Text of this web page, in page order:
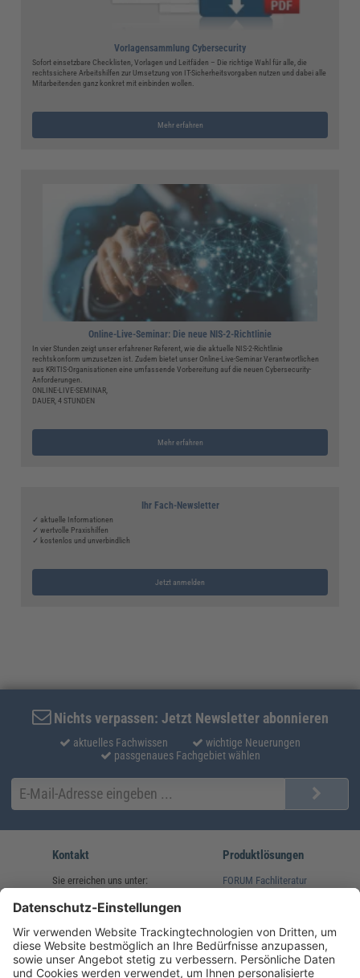
Vorlagensammlung Cybersecurity
Sofort einsetzbare Checklisten, Vorlagen und Leitfäden – Die richtige Wahl für alle, die
rechtssichere Arbeitshilfen zur Umsetzung von IT-Sicherheitsvorgaben nutzen und dabei alle
Mitarbeitenden ganz konkret mit einbinden wollen.
Mehr erfahren
Online-Live-Seminar: Die neue NIS-2-Richtlinie
In vier Stunden zeigt unser erfahrener Referent, wie die aktuelle NIS-2-Richtlinie
rechtskonform umzusetzen ist. Zudem bietet unser Online-Live-Seminar Verantwortlichen
aus KRITIS-Organisationen eine umfassende Vorbereitung auf die neuen Cybersecurity-
Anforderungen.
ONLINE-LIVE-SEMINAR,
DAUER, 4 STUNDEN
Mehr erfahren
Ihr Fach-Newsletter
✓ aktuelle Informationen
✓ wertvolle Praxishilfen
✓ kostenlos und unverbindlich
Jetzt anmelden
Nichts verpassen: Jetzt Newsletter abonnieren
aktuelles Fachwissen
wichtige Neuerungen
passgenaues Fachgebiet wählen
Kontakt
Sie erreichen uns unter:
(08233) 38 11 23
service@forum-verlag.com
Mo-Do 07:30 - 17:00 Uhr
Fr 07:30 - 15:00 Uhr
Produktlösungen
FORUM Fachliteratur